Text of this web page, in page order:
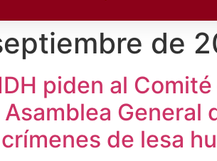
de
piden al
de lesa